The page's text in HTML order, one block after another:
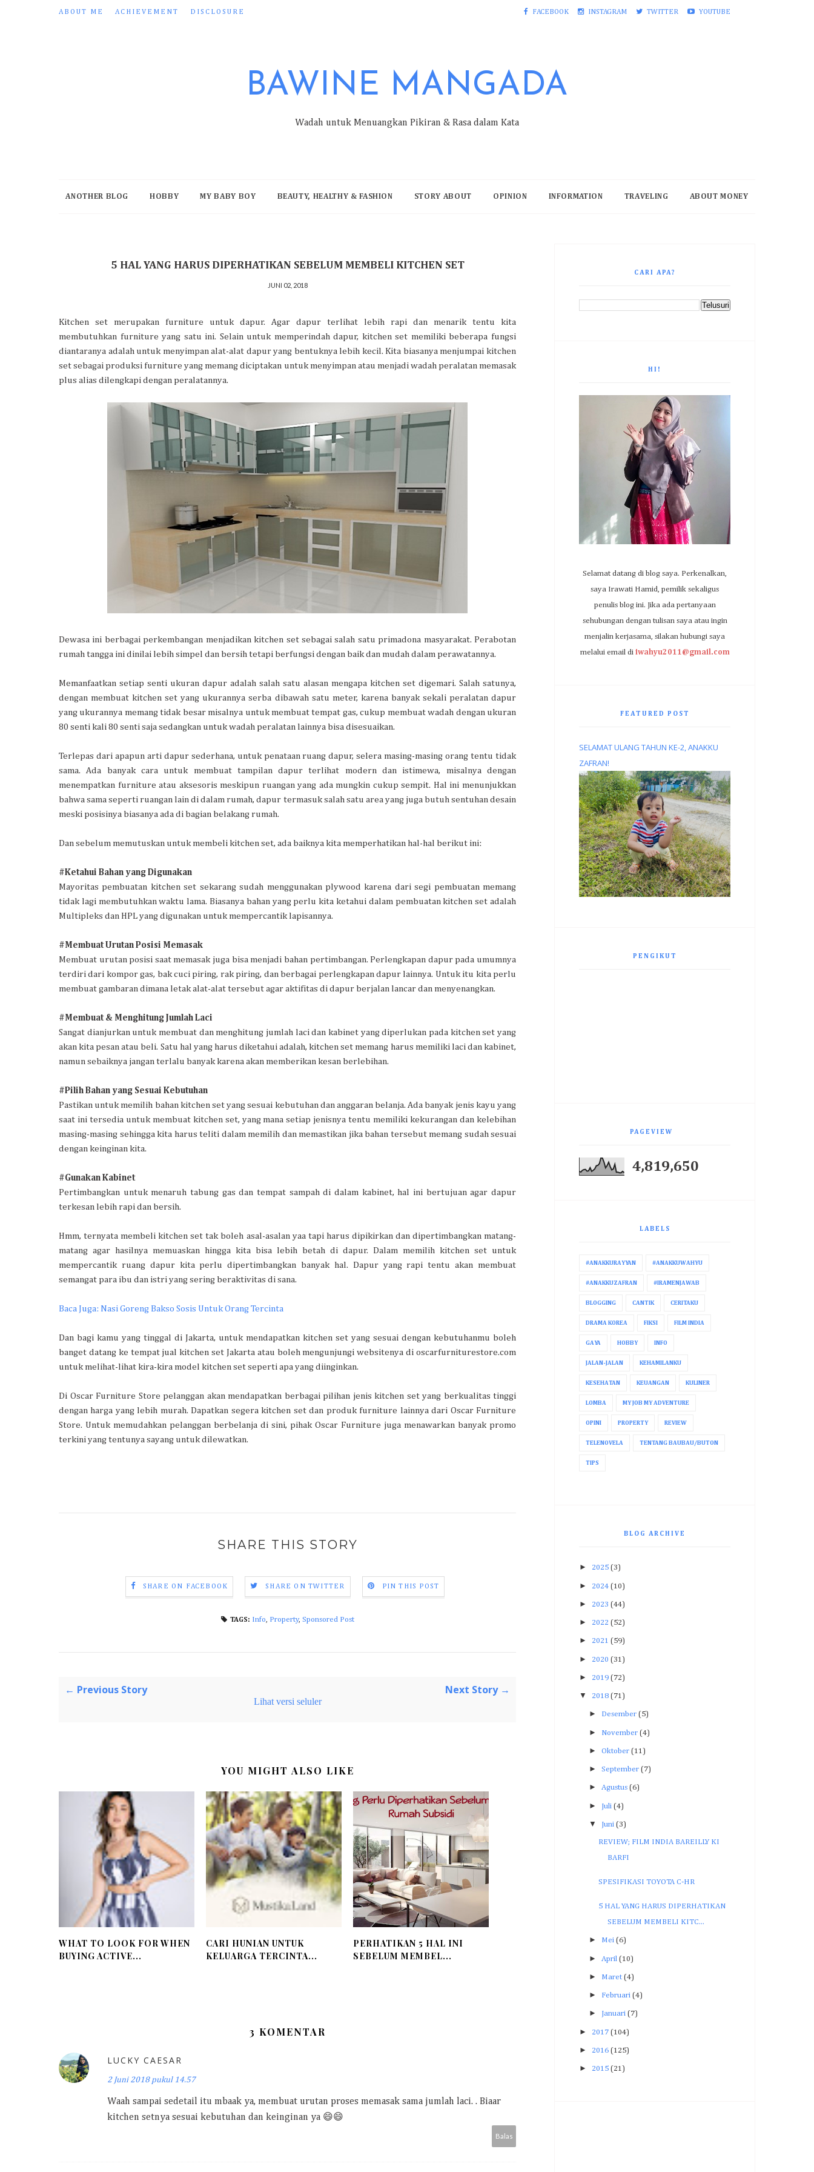
ABOUT ME ACHIEVEMENT DISCLOSURE FACEBOOK INSTAGRAM TWITTER YOUTUBE
BAWINE MANGADA
Wadah untuk Menuangkan Pikiran & Rasa dalam Kata
ANOTHER BLOG HOBBY MY BABY BOY BEAUTY, HEALTHY & FASHION STORY ABOUT OPINION INFORMATION TRAVELING ABOUT MONEY
5 HAL YANG HARUS DIPERHATIKAN SEBELUM MEMBELI KITCHEN SET
JUNI 02, 2018
Kitchen set merupakan furniture untuk dapur. Agar dapur terlihat lebih rapi dan menarik tentu kita
membutuhkan furniture yang satu ini. Selain untuk memperindah dapur, kitchen set memiliki beberapa fungsi
diantaranya adalah untuk menyimpan alat-alat dapur yang bentuknya lebih kecil. Kita biasanya menjumpai kitchen
set sebagai produksi furniture yang memang diciptakan untuk menyimpan atau menjadi wadah peralatan memasak
plus alias dilengkapi dengan peralatannya.
Dewasa ini berbagai perkembangan menjadikan kitchen set sebagai salah satu primadona masyarakat. Perabotan
rumah tangga ini dinilai lebih simpel dan bersih tetapi berfungsi dengan baik dan mudah dalam perawatannya.
Memanfaatkan setiap senti ukuran dapur adalah salah satu alasan mengapa kitchen set digemari. Salah satunya,
dengan membuat kitchen set yang ukurannya serba dibawah satu meter, karena banyak sekali peralatan dapur
yang ukurannya memang tidak besar misalnya untuk membuat tempat gas, cukup membuat wadah dengan ukuran
80 senti kali 80 senti saja sedangkan untuk wadah peralatan lainnya bisa disesuaikan.
Terlepas dari apapun arti dapur sederhana, untuk penataan ruang dapur, selera masing-masing orang tentu tidak
sama. Ada banyak cara untuk membuat tampilan dapur terlihat modern dan istimewa, misalnya dengan
menempatkan furniture atau aksesoris meskipun ruangan yang ada mungkin cukup sempit. Hal ini menunjukkan
bahwa sama seperti ruangan lain di dalam rumah, dapur termasuk salah satu area yang juga butuh sentuhan desain
meski posisinya biasanya ada di bagian belakang rumah.
Dan sebelum memutuskan untuk membeli kitchen set, ada baiknya kita memperhatikan hal-hal berikut ini:
#Ketahui Bahan yang Digunakan
Mayoritas pembuatan kitchen set sekarang sudah menggunakan plywood karena dari segi pembuatan memang
tidak lagi membutuhkan waktu lama. Biasanya bahan yang perlu kita ketahui dalam pembuatan kitchen set adalah
Multipleks dan HPL yang digunakan untuk mempercantik lapisannya.
#Membuat Urutan Posisi Memasak
Membuat urutan posisi saat memasak juga bisa menjadi bahan pertimbangan. Perlengkapan dapur pada umumnya
terdiri dari kompor gas, bak cuci piring, rak piring, dan berbagai perlengkapan dapur lainnya. Untuk itu kita perlu
membuat gambaran dimana letak alat-alat tersebut agar aktifitas di dapur berjalan lancar dan menyenangkan.
#Membuat & Menghitung Jumlah Laci
Sangat dianjurkan untuk membuat dan menghitung jumlah laci dan kabinet yang diperlukan pada kitchen set yang
akan kita pesan atau beli. Satu hal yang harus diketahui adalah, kitchen set memang harus memiliki laci dan kabinet,
namun sebaiknya jangan terlalu banyak karena akan memberikan kesan berlebihan.
#Pilih Bahan yang Sesuai Kebutuhan
Pastikan untuk memilih bahan kitchen set yang sesuai kebutuhan dan anggaran belanja. Ada banyak jenis kayu yang
saat ini tersedia untuk membuat kitchen set, yang mana setiap jenisnya tentu memiliki kekurangan dan kelebihan
masing-masing sehingga kita harus teliti dalam memilih dan memastikan jika bahan tersebut memang sudah sesuai
dengan keinginan kita.
#Gunakan Kabinet
Pertimbangkan untuk menaruh tabung gas dan tempat sampah di dalam kabinet, hal ini bertujuan agar dapur
terkesan lebih rapi dan bersih.
Hmm, ternyata membeli kitchen set tak boleh asal-asalan yaa tapi harus dipikirkan dan dipertimbangkan matang-
matang agar hasilnya memuaskan hingga kita bisa lebih betah di dapur. Dalam memilih kitchen set untuk
mempercantik ruang dapur kita perlu dipertimbangkan banyak hal. Dapur yang rapi tentu akan membuat
semangat para ibu dan istri yang sering beraktivitas di sana.
Baca Juga: Nasi Goreng Bakso Sosis Untuk Orang Tercinta
Dan bagi kamu yang tinggal di Jakarta, untuk mendapatkan kitchen set yang sesuai dengan kebutuhanmu boleh
banget datang ke tempat jual kitchen set Jakarta atau boleh mengunjungi websitenya di oscarfurniturestore.com
untuk melihat-lihat kira-kira model kitchen set seperti apa yang diinginkan.
Di Oscar Furniture Store pelanggan akan mendapatkan berbagai pilihan jenis kitchen set yang berkualitas tinggi
dengan harga yang lebih murah. Dapatkan segera kitchen set dan produk furniture lainnya dari Oscar Furniture
Store. Untuk memudahkan pelanggan berbelanja di sini, pihak Oscar Furniture juga menawarkan banyak promo
terkini yang tentunya sayang untuk dilewatkan.
SHARE THIS STORY
SHARE ON FACEBOOK SHARE ON TWITTER PIN THIS POST
TAGS: Info, Property, Sponsored Post
← Previous Story Next Story →
Lihat versi seluler
YOU MIGHT ALSO LIKE
WHAT TO LOOK FOR WHEN
BUYING ACTIVE...
CARI HUNIAN UNTUK
KELUARGA TERCINTA...
PERHATIKAN 5 HAL INI
SEBELUM MEMBEL...
3 KOMENTAR
LUCKY CAESAR
2 Juni 2018 pukul 14.57
Waah sampai sedetail itu mbaak ya, membuat urutan proses memasak sama jumlah laci. . Biaar
kitchen setnya sesuai kebutuhan dan keinginan ya 😄😄
Balas
CARI APA?
HI!
Selamat datang di blog saya. Perkenalkan,
saya Irawati Hamid, pemilik sekaligus
penulis blog ini. Jika ada pertanyaan
sehubungan dengan tulisan saya atau ingin
menjalin kerjasama, silakan hubungi saya
melalui email di iwahyu2011@gmail.com
FEATURED POST
SELAMAT ULANG TAHUN KE-2, ANAKKU
ZAFRAN!
PENGIKUT
PAGEVIEW
4,819,650
LABELS
#ANAKKURAYYAN #ANAKKUWAHYU
#ANAKKUZAFRAN #IRAMENJAWAB
BLOGGING CANTIK CERITAKU
DRAMA KOREA FIKSI FILM INDIA
GAYA HOBBY INFO
JALAN-JALAN KEHAMILANKU
KESEHATAN KEUANGAN KULINER
LOMBA MY JOB MY ADVENTURE
OPINI PROPERTY REVIEW
TELENOVELA TENTANG BAUBAU/BUTON
TIPS
BLOG ARCHIVE
► 2025 (3)
► 2024 (10)
► 2023 (44)
► 2022 (52)
► 2021 (59)
► 2020 (31)
► 2019 (72)
▼ 2018 (71)
► Desember (5)
► November (4)
► Oktober (11)
► September (7)
► Agustus (6)
► Juli (4)
▼ Juni (3)
REVIEW; FILM INDIA BAREILLY KI
BARFI
SPESIFIKASI TOYOTA C-HR
5 HAL YANG HARUS DIPERHATIKAN
SEBELUM MEMBELI KITC...
► Mei (6)
► April (10)
► Maret (4)
► Februari (4)
► Januari (7)
► 2017 (104)
► 2016 (125)
► 2015 (21)